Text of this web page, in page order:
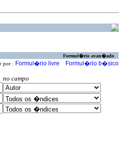
Formul�rio avan�ado
por : Formul�rio livre Formul�rio b�sico
no campo